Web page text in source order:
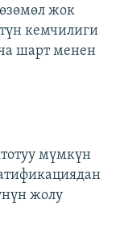
жок
кемчилиги
шарт менен
мүмкүн
жолу